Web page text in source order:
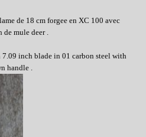
de 18 cm forgee en XC 100 avec
mule deer .
inch blade in 01 carbon steel with
handle .